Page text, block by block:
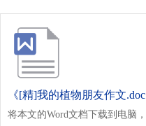
《[精]我的植物朋友作文.doc
将本文的Word文档下载到电脑